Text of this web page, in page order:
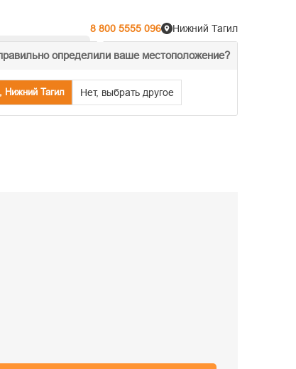
8 800 5555 096
определили ваше местоположение?
Нижний Тагил Нет, выбрать другое
Нижний Тагил
% Акции Распродажа